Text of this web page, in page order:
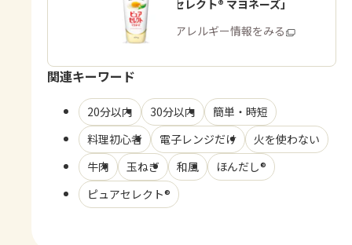
「ピュアセレクト® マヨネーズ」
商品・アレルギー情報をみる
関連キーワード
20分以内 30分以内
簡単・時短
料理初心者
電子レンジだけ
火を使わない
牛肉
玉ねぎ 和風
ほんだし®
ピュアセレクト®